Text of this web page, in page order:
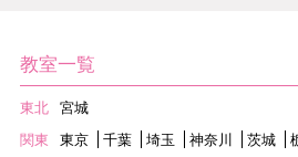
教室一覧
東北
宮城
関東
東京 千葉 埼玉 神奈川 茨城